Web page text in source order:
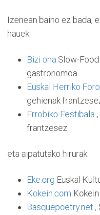
Izenean baino ez bada,
hauek:
Bizi ona Slow-
gastronomoa.
Euskal Herriko
gehienak
Errobiko Festibala
frantzesez.
eta aipatutako hirurak:
Eke.org Euskal
Kokein.com
Basquepoetry.net ,